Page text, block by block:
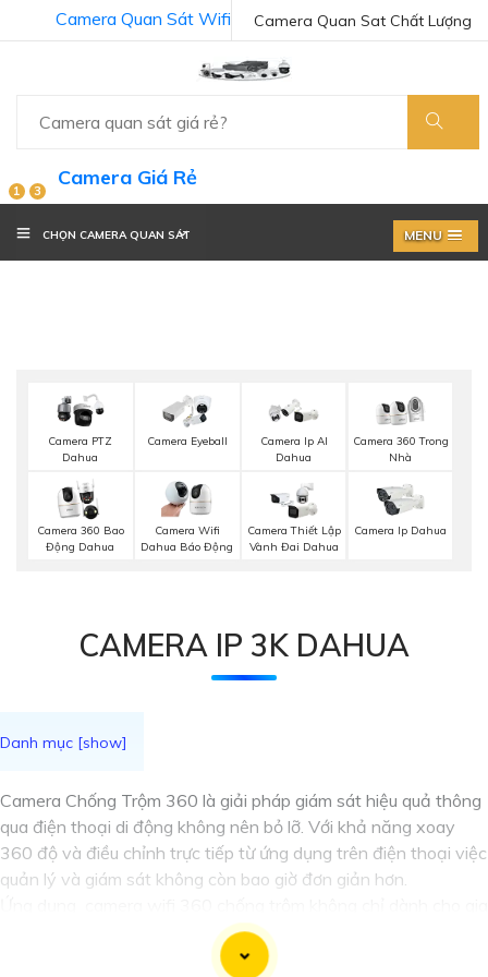
Camera Quan Sat Chất Lượng
Camera Quan Sát Wifi
1 3
Camera Giá Rẻ
CHỌN CAMERA QUAN SÁT MENU
Camera PTZ
Dahua
Camera Eyeball
Camera Ip AI
Dahua
Camera 360 Trong
Nhà
Camera 360 Bao
Động Dahua
Camera Wifi
Dahua Báo Động
Camera Thiết Lập
Vành Đai Dahua
Camera Ip Dahua
CAMERA IP 3K DAHUA
Camera Chống Trộm 360 là giải pháp giám sát hiệu quả thông
qua điện thoại di động không nên bỏ lỡ. Với khả năng xoay
360 độ và điều chỉnh trực tiếp từ ứng dụng trên điện thoại việc
quản lý và giám sát không còn bao giờ đơn giản hơn.
đình mà còn phù hợp cho văn phòng, cửa hàng với chi phí tiết
kiệm, đẳng cấp an ninh mà không tốn kém.